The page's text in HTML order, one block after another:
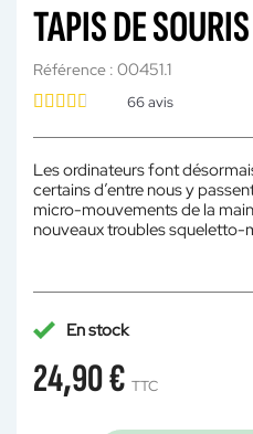
TAPIS DE SOURIS
Référence : 00451.1
66avis
Les ordinateurs font
certains d’entre nous y
micro-mouvements de la
nouveaux troubles squeletto-
En stock
24,90 € TTC